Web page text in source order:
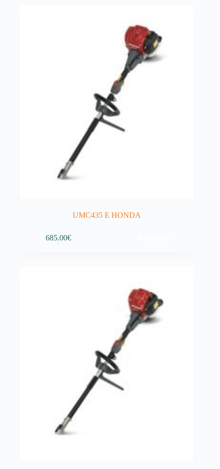
UMC435 E HONDA
685.00€